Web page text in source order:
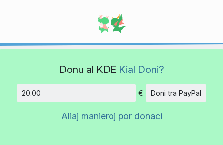
Donu al KDE Kial Doni?
€ Doni tra PayPal
Aliaj manieroj por donaci